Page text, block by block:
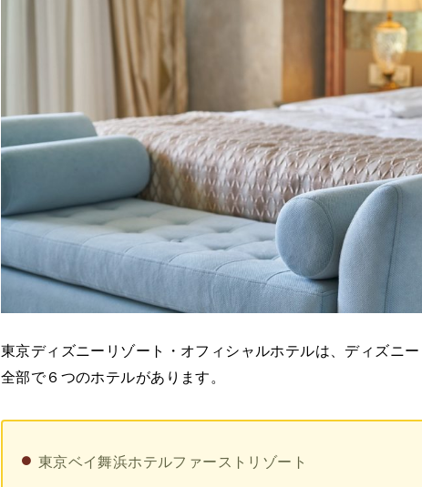
東京ディズニーリゾート・オフィシャルホテルは、ディズニ
全部で６つのホテルがあります。
東京ベイ舞浜ホテルファーストリゾート